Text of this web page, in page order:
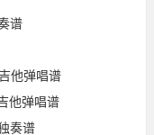
谱
他弹唱谱
他弹唱谱
奏谱